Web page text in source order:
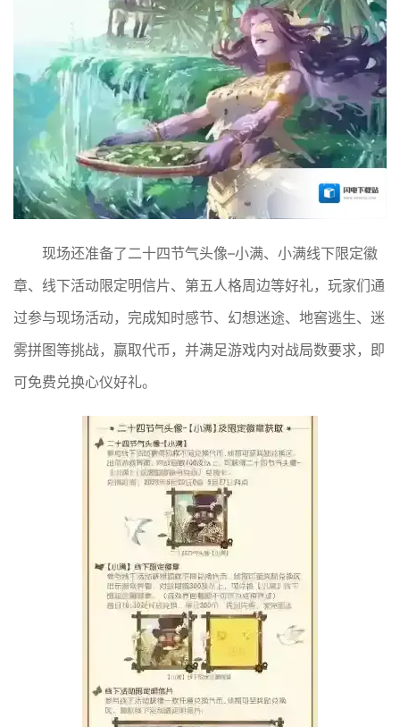
现场还准备了二十四节气头像–小满、小满线下限定徽
章、线下活动限定明信片、第五人格周边等好礼，玩家们通
过参与现场活动，完成知时感节、幻想迷途、地窖逃生、迷
雾拼图等挑战，赢取代币，并满足游戏内对战局数要求，即
可免费兑换心仪好礼。